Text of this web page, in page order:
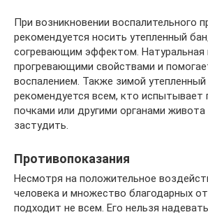
При возникновении воспалительного
рекомендуется носить утепленный
согревающим эффектом. Натуральная
прогревающими свойствами и
воспалением. Также зимой
рекомендуется всем, кто испытывает
почками или другими органами живота
застудить.
Противопоказания
Несмотря на положительное
человека и множество благодарных
подходит не всем. Его нельзя